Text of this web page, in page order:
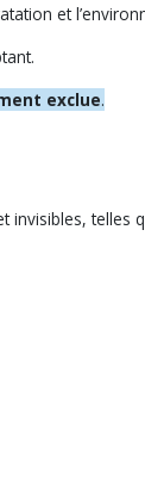
et
exclue.
invisibles, telles